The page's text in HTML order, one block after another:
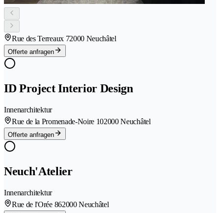
Rue des Terreaux 72000 Neuchâtel
Offerte anfragen
ID Project Interior Design
Innenarchitektur
Rue de la Promenade-Noire 102000 Neuchâtel
Offerte anfragen
Neuch'Atelier
Innenarchitektur
Rue de l'Orée 862000 Neuchâtel